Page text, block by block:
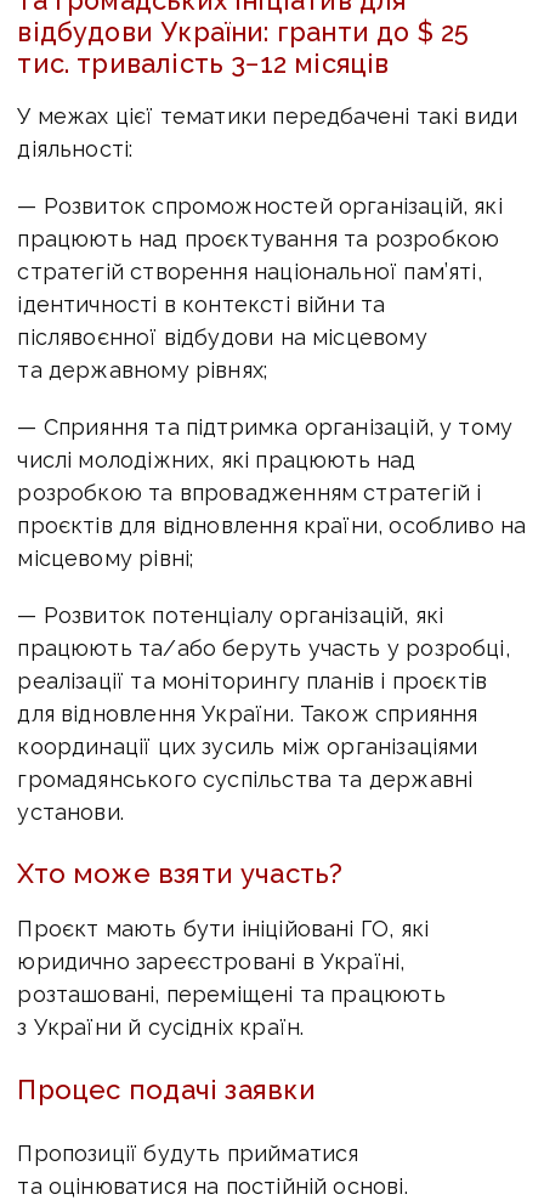
відбудови України: гранти до $ 25
тис. тривалість 3−12 місяців
У межах цієї тематики передбачені такі види
діяльності:
— Розвиток спроможностей організацій, які
працюють над проєктування та розробкою
стратегій створення національної пам’яті,
ідентичності в контексті війни та
післявоєнної відбудови на місцевому
та державному рівнях;
— Сприяння та підтримка організацій, у тому
числі молодіжних, які працюють над
розробкою та впровадженням стратегій і
проєктів для відновлення країни, особливо на
місцевому рівні;
— Розвиток потенціалу організацій, які
працюють та/або беруть участь у розробці,
реалізації та моніторингу планів і проєктів
для відновлення України. Також сприяння
координації цих зусиль між організаціями
громадянського суспільства та державні
установи.
Хто може взяти участь?
Проєкт мають бути ініційовані ГО, які
юридично зареєстровані в Україні,
розташовані, переміщені та працюють
з України й сусідніх країн.
Процес подачі заявки
Пропозиції будуть прийматися
та оцінюватися на постійній основі.